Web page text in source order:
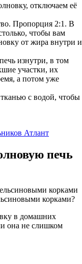
отключаем её
Пропорция 2:1. В
чтобы вам
от жира внутри и
изнутри, в том
участки, их
а потом уже
с водой, чтобы
Атлант
печь
корками?
в домашних
она не слишком